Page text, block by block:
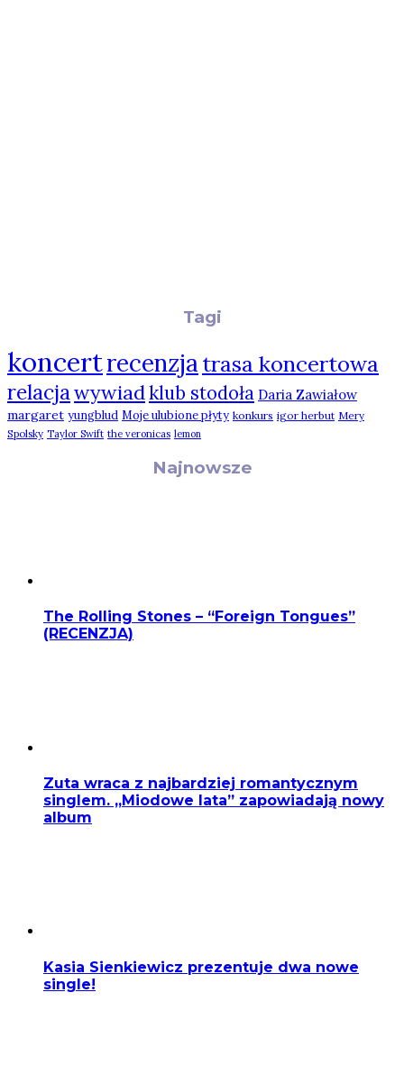
Tagi
koncertrecenzjatrasa koncertowa
relacja wywiadklub stodoła Daria Zawiałow
margaret yungblud Moje ulubione płyty konkurs igor herbut Mery
Spolsky Taylor Swift the veronicas lemon
Najnowsze
The Rolling Stones – “Foreign Tongues”
(RECENZJA)
Zuta wraca z najbardziej romantycznym
singlem. „Miodowe lata” zapowiadają nowy
album
Kasia Sienkiewicz prezentuje dwa nowe
single!